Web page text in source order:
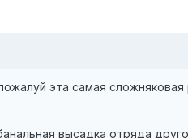
эта самая сложняковая
высадка отряда